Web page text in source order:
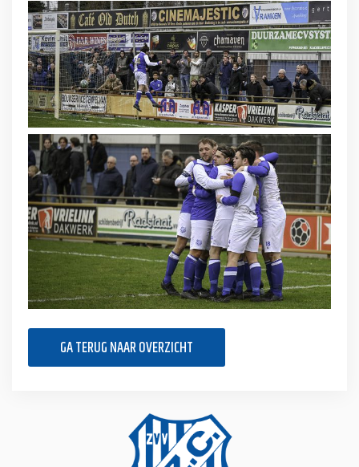
GA TERUG NAAR OVERZICHT